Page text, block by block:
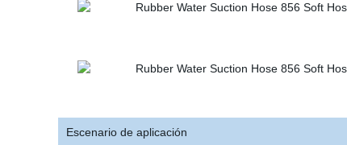
Escenario de aplicación